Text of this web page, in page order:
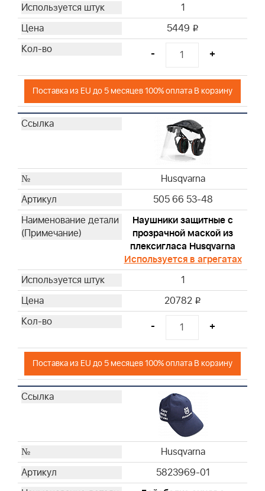
Briggs & Stratton
1
5449 i
- +
Поставка из EU до 5 месяцев 100% оплата В корзину
Husqvarna
505 66 53-48
Hаушники защитные с
прозрачной маской из
плексигласа Husqvarna
Используется в агрегатах
1
20782 i
- +
Поставка из EU до 5 месяцев 100% оплата В корзину
Husqvarna
5823969-01